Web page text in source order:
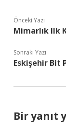
Önceki Yazı
Mimarlık Ilk
Sonraki Yazı
Eskişehir Bit
Bir yanıt